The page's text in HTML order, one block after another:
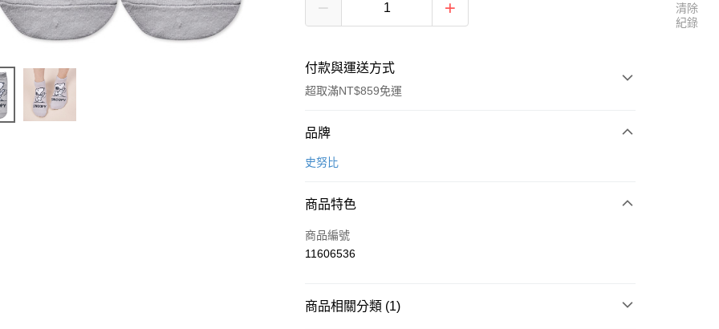
付款與運送方式
超取滿NT$859免運
付款方式
信用卡一次付款
Apple Pay
全盈+PAY
品牌
史努比
商品特色
商品編號
11606536
商品相關分類 (1)
清除
紀錄